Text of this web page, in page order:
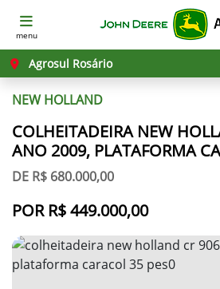
menu
Agrosul Rosário
NEW HOLLAND
COLHEITADEIRA NEW
ANO 2009, PLATAFORMA
DE R$ 680.000,00
POR R$ 449.000,00